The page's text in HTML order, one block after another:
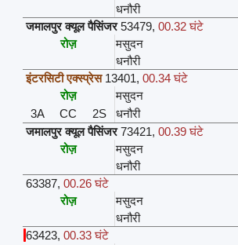
धनौरी
जमालपुर क्यूल पैसिंजर 53479,00.32 घंटे
रोज़
मसुदन
धनौरी
इंटरसिटी एक्स्प्रेस 13401,00.34 घंटे
रोज़
मसुदन
3A
CC 2S धनौरी
जमालपुर क्यूल पैसिंजर 73421,00.39 घंटे
रोज़
मसुदन
धनौरी
63387,00.26 घंटे
रोज़
मसुदन
धनौरी
63423,00.33 घंटे